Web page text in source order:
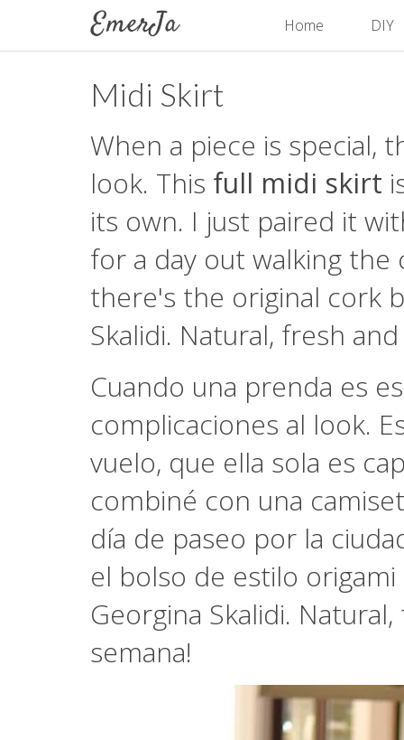
Home DIY
Midi Skirt
When a piece is special,
look. This full midi skirt
its own. I just paired it
for a day out walking the
there's the original cork
Skalidi. Natural, fresh
Cuando una prenda es
complicaciones al look.
vuelo, que ella sola es
combiné con una
día de paseo por la
el bolso de estilo
Georgina Skalidi.
semana!